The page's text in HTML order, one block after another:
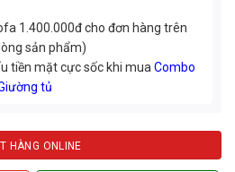
1.400.000đ cho đơn hàng trên
sản phẩm)
tiền mặt cực sốc khi muaCombo
tủ
HÀNG ONLINE